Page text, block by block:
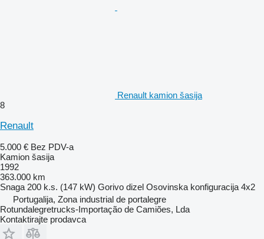
Renault kamion šasija
8
Renault
5.000 € Bez PDV-a
Kamion šasija
1992
363.000 km
Snaga 200 k.s. (147 kW) Gorivo dizel Osovinska konfiguracija 4x2
Portugalija, Zona industrial de portalegre
Rotundalegretrucks-Importação de Camiões, Lda
Kontaktirajte prodavca